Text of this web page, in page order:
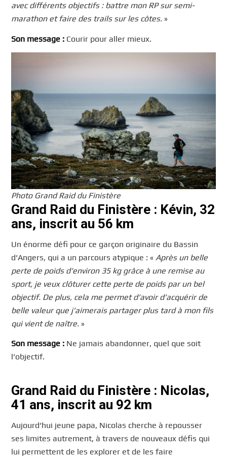
avec différents objectifs : battre mon RP sur semi-
marathon et faire des trails sur les côtes. »
Son message : Courir pour aller mieux.
Photo Grand Raid du Finistère
Grand Raid du Finistère : Kévin, 32
ans, inscrit au 56 km
Un énorme défi pour ce garçon originaire du Bassin
d’Angers, qui a un parcours atypique : « Après un belle
perte de poids d’environ 35 kg grâce à une remise au
sport, je veux clôturer cette perte de poids par un bel
objectif. De plus, cela me permet d’avoir d’acquérir de
belle valeur que j’aimerais partager plus tard à mon fils
qui vient de naître.»
Son message : Ne jamais abandonner, quel que soit
l’objectif.
Grand Raid du Finistère : Nicolas,
41 ans, inscrit au 92 km
Aujourd’hui jeune papa, Nicolas cherche à repousser
ses limites autrement, à travers de nouveaux défis qui
lui permettent de les explorer et de les faire